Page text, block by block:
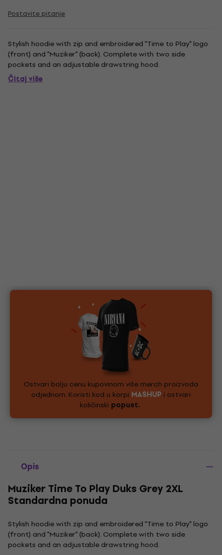
Postavite pitanje
Stylish hoodie with zip and embroidered "Time to Play" logo
(front) and "Muziker" (back). Complete with two side
pockets and an adjustable drawstring hood.
Čitaj više
Ostvari bolju cenu kupovinom više merch proizvoda
odjednom. Koristi kod u korpi MASHUP i ostvari
količinski popust.
Opis
Muziker Time To Play Duks Grey 2XL
Standardna ponuda
Stylish hoodie with zip and embroidered "Time to Play" logo
(front) and "Muziker" (back). Complete with two side
pockets and an adjustable drawstring hood.